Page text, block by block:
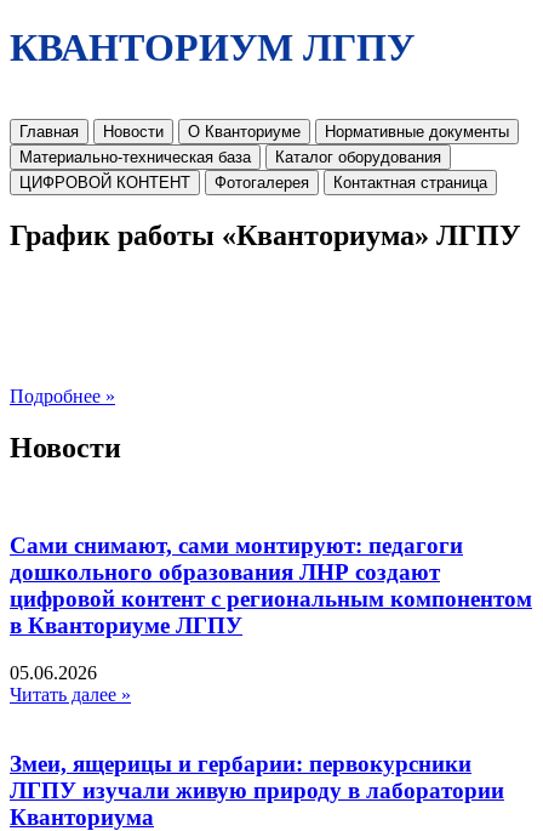
КВАНТОРИУМ ЛГПУ
Главная Новости О Кванториуме
Нормативные документы
Материально-техническая база
Каталог оборудования
ЦИФРОВОЙ КОНТЕНТ
Фотогалерея Контактная страница
График работы «Кванториума» ЛГПУ
Подробнее »
Новости
Сами снимают, сами монтируют: педагоги
дошкольного образования ЛНР создают
цифровой контент с региональным компонентом
в Кванториуме ЛГПУ​
05.06.2026
Читать далее »
Змеи, ящерицы и гербарии: первокурсники
ЛГПУ изучали живую природу в лаборатории
Кванториума